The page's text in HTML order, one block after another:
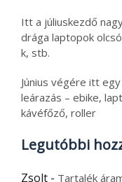
Itt a júliuskezdő
drága laptopok
k, stb.
Június végére itt
leárazás – ebike,
kávéfőző, roller
Legutóbbi
Zsolt - Tartalék